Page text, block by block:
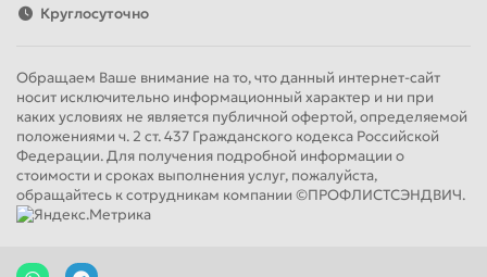
Круглосуточно
Обращаем Ваше внимание на то, что данный интернет-сайт
носит исключительно информационный характер и ни при
каких условиях не является публичной офертой, определяемой
положениями ч. 2 ст. 437 Гражданского кодекса Российской
Федерации. Для получения подробной информации о
стоимости и сроках выполнения услуг, пожалуйста,
обращайтесь к сотрудникам компании ©ПРОФЛИСТСЭНДВИЧ.